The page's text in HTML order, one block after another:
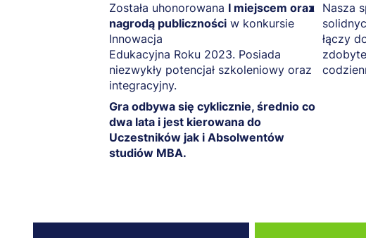
Została uhonorowana I miejscem oraz
nagrodą publiczności w konkursie
Innowacja
Edukacyjna Roku 2023. Posiada
niezwykły potencjał szkoleniowy oraz
integracyjny.
Gra odbywa się cyklicznie, średnio co
dwa lata i jest kierowana do
Uczestników jak i Absolwentów
studiów MBA.
Nasza
łączy